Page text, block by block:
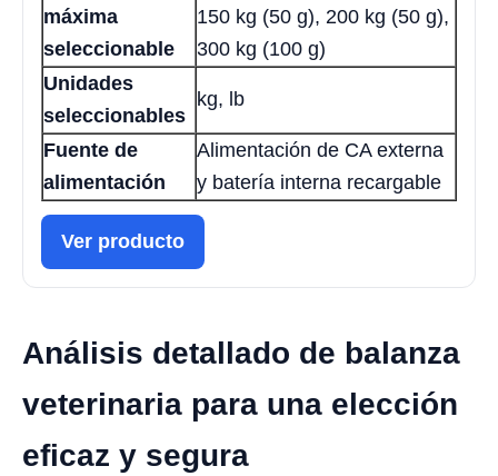
máxima
seleccionable
150 kg (50 g), 200 kg (50 g),
300 kg (100 g)
Unidades
seleccionables
kg, lb
Fuente de
alimentación
Alimentación de CA externa
y batería interna recargable
Ver producto
Análisis detallado de balanza
veterinaria para una elección
eficaz y segura